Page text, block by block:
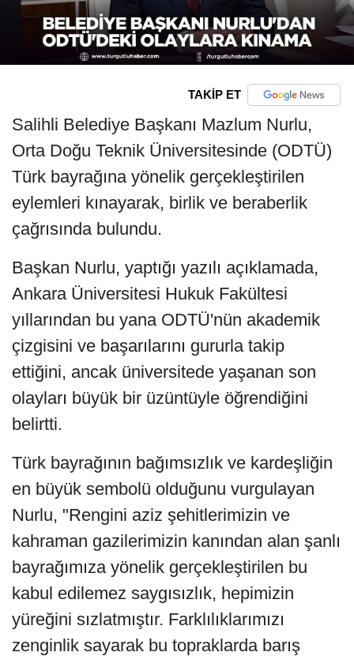
TAKİP ET
Salihli Belediye Başkanı Mazlum Nurlu,
Orta Doğu Teknik Üniversitesinde (ODTÜ)
Türk bayrağına yönelik gerçekleştirilen
eylemleri kınayarak, birlik ve beraberlik
çağrısında bulundu.
Başkan Nurlu, yaptığı yazılı açıklamada,
Ankara Üniversitesi Hukuk Fakültesi
yıllarından bu yana ODTÜ'nün akademik
çizgisini ve başarılarını gururla takip
ettiğini, ancak üniversitede yaşanan son
olayları büyük bir üzüntüyle öğrendiğini
belirtti.
Türk bayrağının bağımsızlık ve kardeşliğin
en büyük sembolü olduğunu vurgulayan
Nurlu, "Rengini aziz şehitlerimizin ve
kahraman gazilerimizin kanından alan şanlı
bayrağımıza yönelik gerçekleştirilen bu
kabul edilemez saygısızlık, hepimizin
yüreğini sızlatmıştır. Farklılıklarımızı
zenginlik sayarak bu topraklarda barış